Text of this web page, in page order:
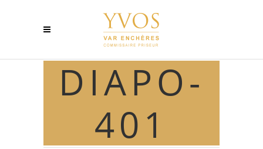
DIAPO-
401